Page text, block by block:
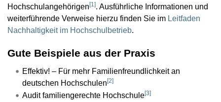
Hochschulangehörigen [1]. Ausführliche Informationen und
weiterführende Verweise hierzu finden Sie im Leitfaden
Nachhaltigkeit im Hochschulbetrieb.
Gute Beispiele aus der Praxis
Effektiv! – Für mehr Familienfreundlichkeit an
deutschen Hochschulen[2]
Audit familiengerechte Hochschule[3]